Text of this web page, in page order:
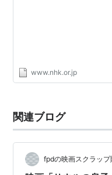
www.nhk.or.jp
関連ブログ
fpdの映画スクラップ